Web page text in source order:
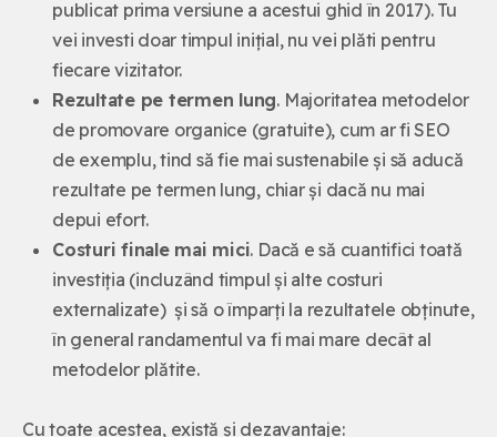
publicat prima versiune a acestui ghid în 2017). Tu
vei investi doar timpul inițial, nu vei plăti pentru
fiecare vizitator.
Rezultate pe termen lung. Majoritatea metodelor
de promovare organice (gratuite), cum ar fi SEO
de exemplu, tind să fie mai sustenabile și să aducă
rezultate pe termen lung, chiar și dacă nu mai
depui efort.
Costuri finale mai mici. Dacă e să cuantifici toată
investiția (incluzând timpul și alte costuri
externalizate) și să o împarți la rezultatele obținute,
în general randamentul va fi mai mare decât al
metodelor plătite.
Cu toate acestea, există și dezavantaje: